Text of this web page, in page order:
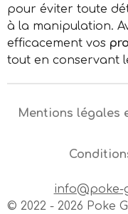
pour éviter toute
à la manipulation.
efficacement vos
tout en conservant
Mentions légales
info@poke-
© 2022 - 2026 Poke